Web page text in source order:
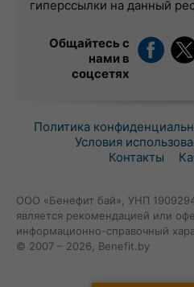
гиперссылки на данный
Общайтесь с
нами в
соцсетях
Политика
Условия
Контакты
ООО «Бенефит бай», УНП
является рекомендацией или
информационно-справочный
© 2007 – 2026, Benefit.by